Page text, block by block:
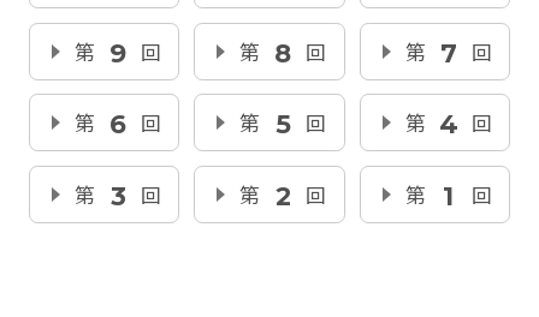
第 9 回 第 8 回 第 7 回
第 6 回 第 5 回 第 4 回
第 3 回 第 2 回 第 1 回